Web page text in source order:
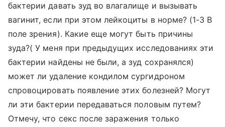
бактерии давать зуд во влагалище и вызывать
вагинит, если при этом лейкоциты в норме? (1-3 В
поле зрения). Какие еще могут быть причины
зуда?( У меня при предыдущих исследованиях эти
бактерии найдены не были, а зуд сохранялся)
может ли удаление кондилом сургидроном
спровоцировать появление этих болезней? Могут
ли эти бактерии передаваться половым путем?
Отмечу, что секс после заражения только